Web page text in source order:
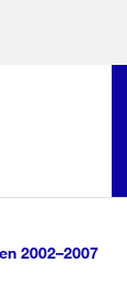
2002–2007